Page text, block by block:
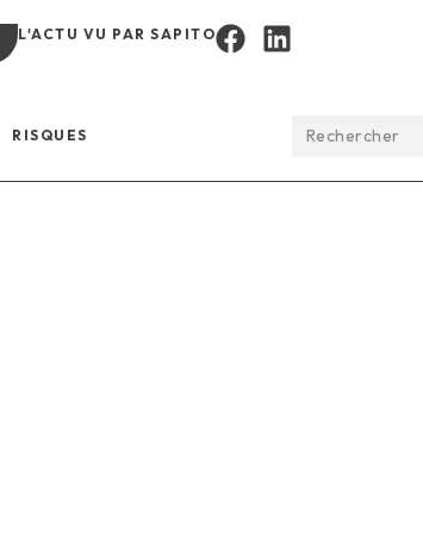
L'ACTU VU PAR SAPITO
RISQUES